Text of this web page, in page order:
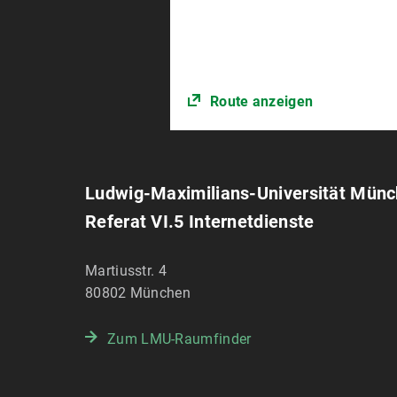
Route anzeigen
Ludwig-Maximilians-Universität
Referat VI.5 Internetdienste
Martiusstr. 4
80802 München
Zum LMU-Raumfinder